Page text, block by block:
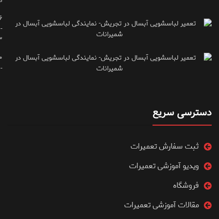
-
-
دسترسی سریع
ثبت سفارش تعمیرات
ویدیو آموزشی تعمیرات
فروشگاه
مقالات آموزشی تعمیرات